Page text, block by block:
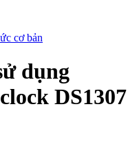
cơ bản
dụng
DS1307